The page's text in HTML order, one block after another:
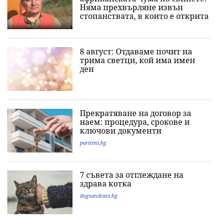
Няма прехвърляне извън
стопанствата, в които е открита
8 август: Отдаваме почит на
трима светци, кой има имен
ден
Прекратяване на договор за
наем: процедура, срокове и
ключови документи
pariteni.bg
7 съвета за отглеждане на
здрава котка
dogsandcats.bg